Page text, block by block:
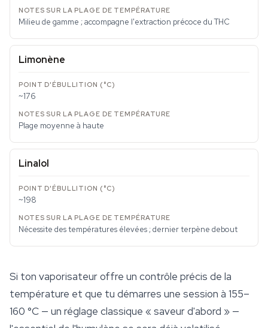
Milieu de gamme ; accompagne l'extraction précoce du THC
Limonène
~176
Plage moyenne à haute
Linalol
~198
Nécessite des températures élevées ; dernier terpène debout
Si ton vaporisateur offre un contrôle précis de la
température et que tu démarres une session à 155–
160 °C — un réglage classique « saveur d'abord » —